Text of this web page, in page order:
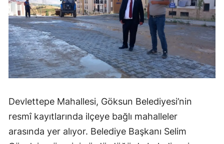
Devlettepe Mahallesi, Göksun Belediyesi’nin
resmî kayıtlarında ilçeye bağlı mahalleler
arasında yer alıyor. Belediye Başkanı Selim